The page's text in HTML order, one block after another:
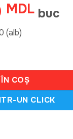
MDLPrețul
curent
buc
(alb)
15*15*2,7 (alb) (25)
COȘ